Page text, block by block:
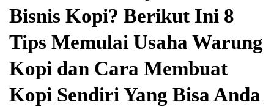
Bisnis Kopi? Berikut Ini 8
Tips Memulai Usaha Warung
Kopi dan Cara Membuat
Kopi Sendiri Yang Bisa Anda